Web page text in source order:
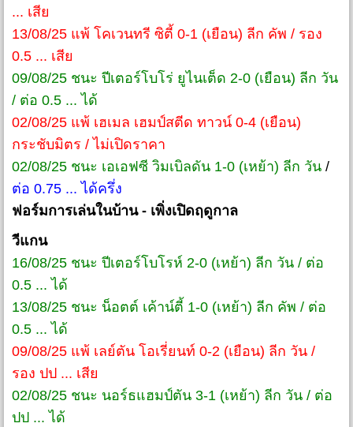
... เสีย
13/08/25 แพ้ โคเวนทรี ซิตี้ 0-1 (เยือน) ลีก คัพ / รอง
0.5 ... เสีย
09/08/25 ชนะ ปีเตอร์โบโร่ ยูไนเต็ด 2-0 (เยือน) ลีก วัน
/ ต่อ 0.5 ... ได้
02/08/25 แพ้ เฮเมล เฮมป์สตีด ทาวน์ 0-4 (เยือน)
กระชับมิตร / ไม่เปิดราคา
02/08/25 ชนะ เอเอฟซี วิมเบิลดัน 1-0 (เหย้า) ลีก วัน /
ต่อ 0.75 ... ได้ครึ่ง
ฟอร์มการเล่นในบ้าน - เพิ่งเปิดฤดูกาล
วีแกน
16/08/25 ชนะ ปีเตอร์โบโรห์ 2-0 (เหย้า) ลีก วัน / ต่อ
0.5 ... ได้
13/08/25 ชนะ น็อตต์ เค้าน์ตี้ 1-0 (เหย้า) ลีก คัพ / ต่อ
0.5 ... ได้
09/08/25 แพ้ เลย์ตัน โอเรี่ยนท์ 0-2 (เยือน) ลีก วัน /
รอง ปป ... เสีย
02/08/25 ชนะ นอร์ธแฮมป์ตัน 3-1 (เหย้า) ลีก วัน / ต่อ
ปป ... ได้